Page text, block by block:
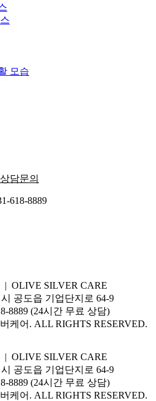
모습
상담문의
618-8889
| OLIVE SILVER CARE
공도읍 기업단지로 64-9
8889 (24시간 무료 상담)
케어. ALL RIGHTS RESERVED.
| OLIVE SILVER CARE
공도읍 기업단지로 64-9
8889 (24시간 무료 상담)
케어. ALL RIGHTS RESERVED.